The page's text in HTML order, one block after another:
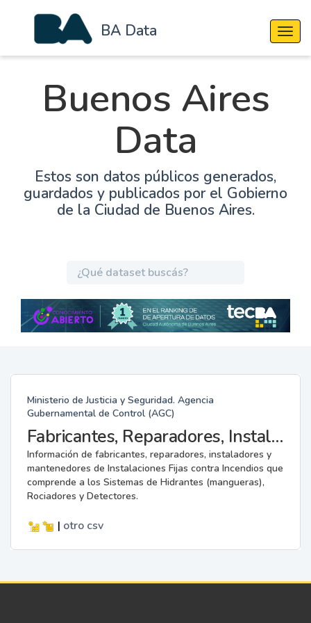
BA Data
Buenos Aires
Data
Estos son datos públicos generados,
guardados y publicados por el Gobierno
de la Ciudad de Buenos Aires.
Ministerio de Justicia y Seguridad. Agencia
Gubernamental de Control (AGC)
Fabricantes, Reparadores, Instaladores y Mantenedores de Instalaciones Fijas contra Incendios.
Información de fabricantes, reparadores, instaladores y
mantenedores de Instalaciones Fijas contra Incendios que
comprende a los Sistemas de Hidrantes (mangueras),
Rociadores y Detectores.
| otro csv